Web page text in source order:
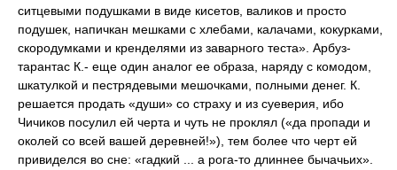
ситцевыми подушками в виде кисетов, валиков и просто
подушек, напичкан мешками с хлебами, калачами, кокурками,
скородумками и кренделями из заварного теста». Арбуз-
тарантас К.- еще один аналог ее образа, наряду с комодом,
шкатулкой и пестрядевыми мешочками, полными денег. К.
решается продать «души» со страху и из суеверия, ибо
Чичиков посулил ей черта и чуть не проклял («да пропади и
околей со всей вашей деревней!»), тем более что черт ей
привиделся во сне: «гадкий ... а рога-то длиннее бычачьих».